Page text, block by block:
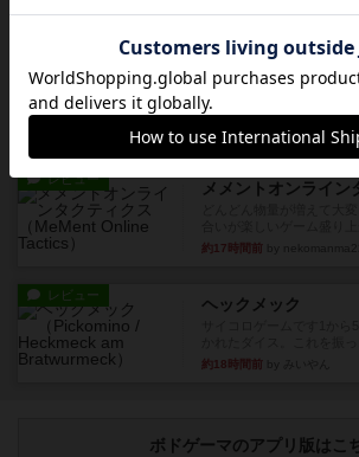
画像付き 充実
マーケットフレッシ
目的あなたの店先に農産
重ねて在庫を最大化し、競
約16時間前by jurong
レビュー メメントオンライン
約17時間前
レビュー ヘックメック
約18時間前
ボドゲーマのアプリ版はこ